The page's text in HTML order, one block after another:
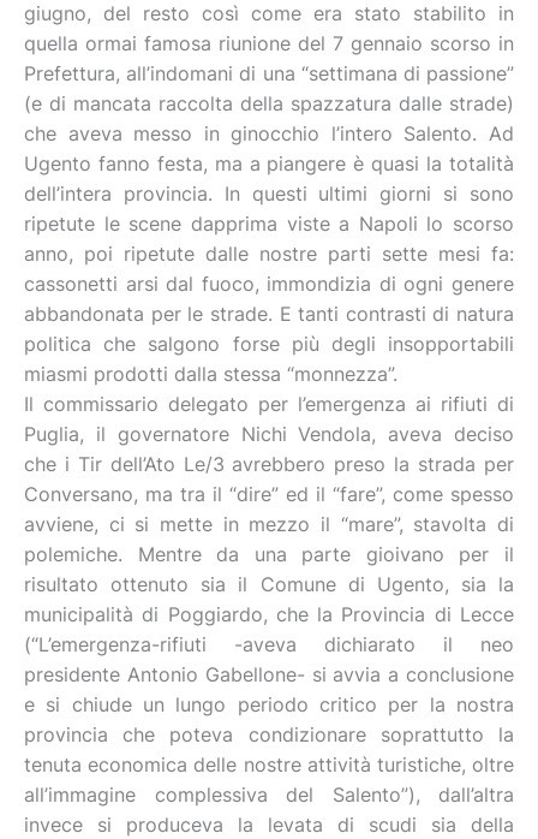
giugno, del resto così come era stato stabilito in
quella ormai famosa riunione del 7 gennaio scorso in
Prefettura, all’indomani di una “settimana di passione”
(e di mancata raccolta della spazzatura dalle strade)
che aveva messo in ginocchio l’intero Salento. Ad
Ugento fanno festa, ma a piangere è quasi la totalità
dell’intera provincia. In questi ultimi giorni si sono
ripetute le scene dapprima viste a Napoli lo scorso
anno, poi ripetute dalle nostre parti sette mesi fa:
cassonetti arsi dal fuoco, immondizia di ogni genere
abbandonata per le strade. E tanti contrasti di natura
politica che salgono forse più degli insopportabili
miasmi prodotti dalla stessa “monnezza”.
Il commissario delegato per l’emergenza ai rifiuti di
Puglia, il governatore Nichi Vendola, aveva deciso
che i Tir dell’Ato Le/3 avrebbero preso la strada per
Conversano, ma tra il “dire” ed il “fare”, come spesso
avviene, ci si mette in mezzo il “mare”, stavolta di
polemiche. Mentre da una parte gioivano per il
risultato ottenuto sia il Comune di Ugento, sia la
municipalità di Poggiardo, che la Provincia di Lecce
(“L’emergenza-rifiuti -aveva dichiarato il neo
presidente Antonio Gabellone- si avvia a conclusione
e si chiude un lungo periodo critico per la nostra
provincia che poteva condizionare soprattutto la
tenuta economica delle nostre attività turistiche, oltre
all’immagine complessiva del Salento”), dall’altra
invece si produceva la levata di scudi sia della